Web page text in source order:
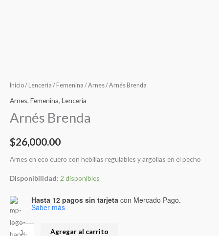
Inicio/ Lencería / Femenina /Arnes/ Arnés Brenda
Arnes, Femenina, Lencería
Arnés Brenda
$26,000.00
Arnes en eco cuero con hebillas regulables y argollas en el pecho
Disponibilidad: 2 disponibles
Hasta 12 pagos sin tarjeta con Mercado Pago.
Saber más
Agregar al carrito